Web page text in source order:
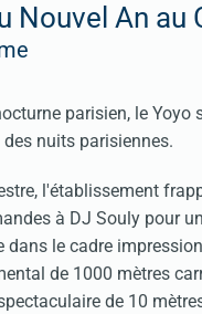
Nouvel An au
parisien, le Yoyo
nuits parisiennes.
l'établissement
à DJ Souly pour
dans le cadre
de 1000 mètres
de 10